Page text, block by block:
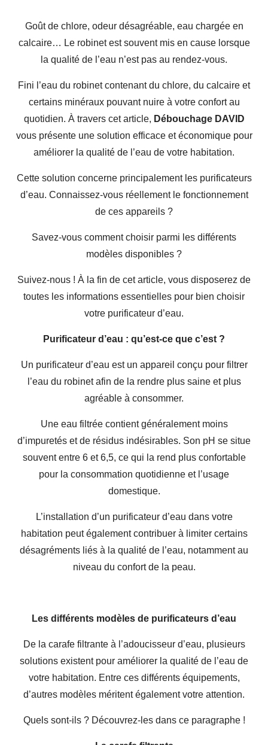
Goût de chlore, odeur désagréable, eau chargée en
calcaire… Le robinet est souvent mis en cause lorsque
la qualité de l’eau n’est pas au rendez-vous.
Fini l’eau du robinet contenant du chlore, du calcaire et
certains minéraux pouvant nuire à votre confort au
quotidien. À travers cet article, Débouchage DAVID
vous présente une solution efficace et économique pour
améliorer la qualité de l’eau de votre habitation.
Cette solution concerne principalement les purificateurs
d’eau. Connaissez-vous réellement le fonctionnement
de ces appareils ?
Savez-vous comment choisir parmi les différents
modèles disponibles ?
Suivez-nous ! À la fin de cet article, vous disposerez de
toutes les informations essentielles pour bien choisir
votre purificateur d’eau.
Purificateur d’eau : qu’est-ce que c’est ?
Un purificateur d’eau est un appareil conçu pour filtrer
l’eau du robinet afin de la rendre plus saine et plus
agréable à consommer.
Une eau filtrée contient généralement moins
d’impuretés et de résidus indésirables. Son pH se situe
souvent entre 6 et 6,5, ce qui la rend plus confortable
pour la consommation quotidienne et l’usage
domestique.
L’installation d’un purificateur d’eau dans votre
habitation peut également contribuer à limiter certains
désagréments liés à la qualité de l’eau, notamment au
niveau du confort de la peau.
Les différents modèles de purificateurs d’eau
De la carafe filtrante à l’adoucisseur d’eau, plusieurs
solutions existent pour améliorer la qualité de l’eau de
votre habitation. Entre ces différents équipements,
d’autres modèles méritent également votre attention.
Quels sont-ils ? Découvrez-les dans ce paragraphe !